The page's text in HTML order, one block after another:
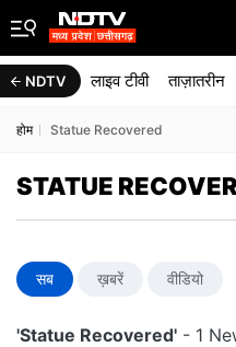
NDTV लाइव टीवी ताज़ातरीन
होम Statue Recovered
STATUE
सब ख़बरें वीडियो
'Statue Recovered' - 1